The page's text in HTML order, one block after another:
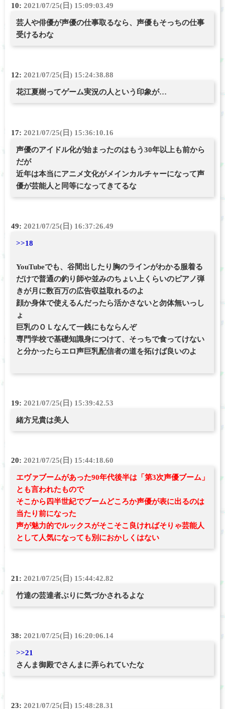
10: 2021/07/25(日) 15:09:03.49
芸人や俳優が声優の仕事取るなら、声優もそっちの仕事
受けるわな
12: 2021/07/25(日) 15:24:38.88
花江夏樹ってゲーム実況の人という印象が…
17: 2021/07/25(日) 15:36:10.16
声優のアイドル化が始まったのはもう30年以上も前から
だが
近年は本当にアニメ文化がメインカルチャーになって声
優が芸能人と同等になってきてるな
49: 2021/07/25(日) 16:37:26.49
>>18
YouTubeでも、谷間出したり胸のラインがわかる服着る
だけで普通の釣り師や並みのちょい上くらいのピアノ弾
きが月に数百万の広告収益取れるのよ
顔か身体で使えるんだったら活かさないと勿体無いっし
ょ
巨乳のＯＬなんて一銭にもならんぞ
専門学校で基礎知識身につけて、そっちで食ってけない
と分かったらエロ声巨乳配信者の道を拓けば良いのよ
19: 2021/07/25(日) 15:39:42.53
緒方兄貴は美人
20: 2021/07/25(日) 15:44:18.60
エヴァブームがあった90年代後半は「第3次声優ブーム」
とも言われたもので
そこから四半世紀でブームどころか声優が表に出るのは
当たり前になった
声が魅力的でルックスがそこそこ良ければそりゃ芸能人
として人気になっても別におかしくはない
21: 2021/07/25(日) 15:44:42.82
竹達の芸達者ぶりに気づかされるよな
38: 2021/07/25(日) 16:20:06.14
>>21
さんま御殿でさんまに弄られていたな
23: 2021/07/25(日) 15:48:28.31